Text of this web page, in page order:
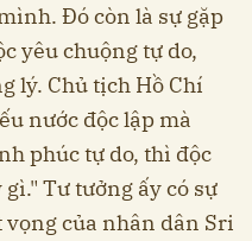
Đó còn là sự gặp
yêu chuộng tự do,
lý. Chủ tịch Hồ Chí
nước độc lập mà
phúc tự do, thì độc
Tư tưởng ấy có sự
của nhân dân Sri